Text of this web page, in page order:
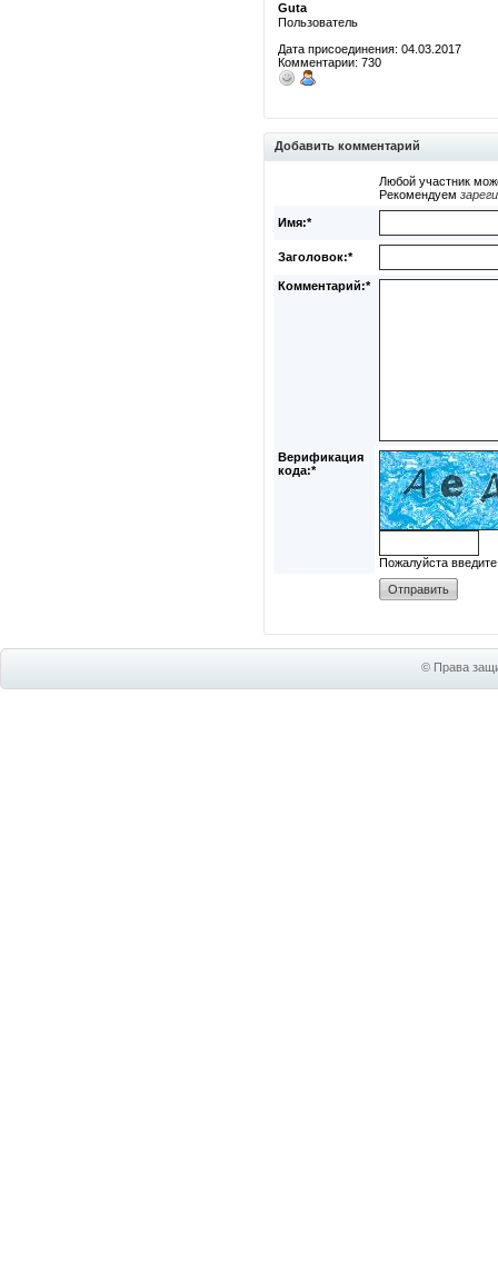
Guta
Пользователь
Дата присоединения: 04.03.2017
Комментарии: 730
Добавить комментарий
Любой участник
Рекомендуем
Имя:*
Заголовок:*
Комментарий:*
Верификация
кода:*
Пожалуйста
© Права